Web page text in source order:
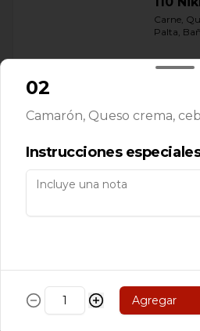
Carne,
Palta,
111
Camarón,
Cubierto
113
Salteado.
02
Camarón, Queso crema,
Instrucciones
Agregar